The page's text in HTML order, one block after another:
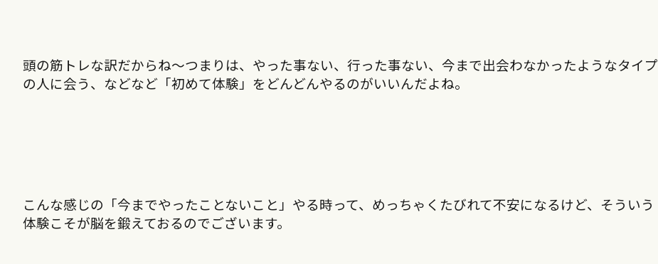
頭の筋トレな訳だからね〜つまりは、やった事ない、行った事ない、今まで出会わなかったようなタイプ
の人に会う、などなど「初めて体験」をどんどんやるのがいいんだよね。
こんな感じの「今までやったことないこと」やる時って、めっちゃくたびれて不安になるけど、そういう
体験こそが脳を鍛えておるのでございます。